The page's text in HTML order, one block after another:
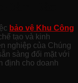
bảo vệ Khu Công
tạo và kinh
nghiệp của Chúng
sàng đối mặt với
định cho doanh